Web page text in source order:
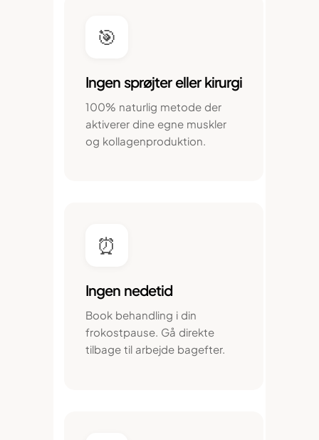
🎯
Ingen sprøjter eller kirurgi
100% naturlig metode der
aktiverer dine egne muskler
og kollagenproduktion.
⏰
Ingen nedetid
Book behandling i din
frokostpause. Gå direkte
tilbage til arbejde bagefter.